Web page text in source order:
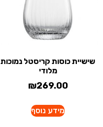
שישיית כוסות קריסטל נמוכות
מלודי
₪269.00
מידע נוסף